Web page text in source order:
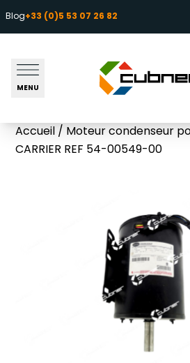
Aller au contenu
Blog+33 (0)5 53 07 26 82
MENU
Accueil/ Moteur condenseur
CARRIER REF 54-00549-00